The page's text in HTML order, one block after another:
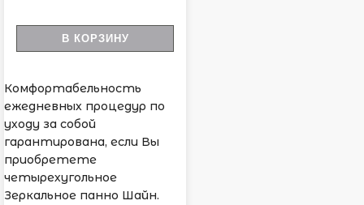
В КОРЗИНУ
Комфортабельность
ежедневных процедур по
уходу за собой
гарантирована, если Вы
приобретете
четырехугольное
Зеркальное панно Шайн.